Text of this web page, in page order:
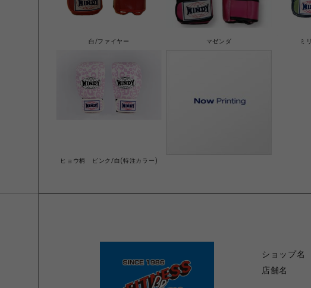
白/ファイヤー マゼンダ ミ
ヒョウ柄 ピンク/白(特注カラー)
ショップ名
店舗名